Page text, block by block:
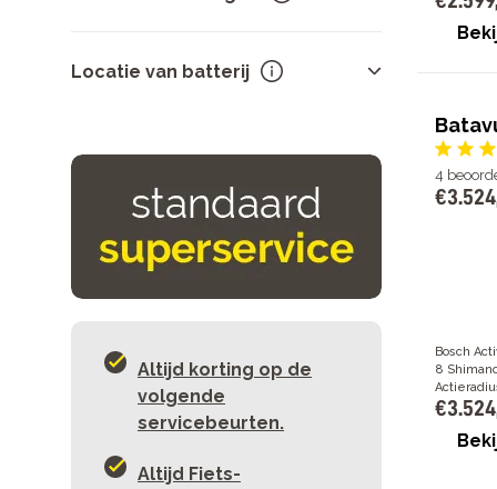
1
Toon meer
Locatie van batterij
8
Altijd korting op de
volgende
servicebeurten.
Altijd Fiets-
4
€3.524
Bosch
8
€3.524